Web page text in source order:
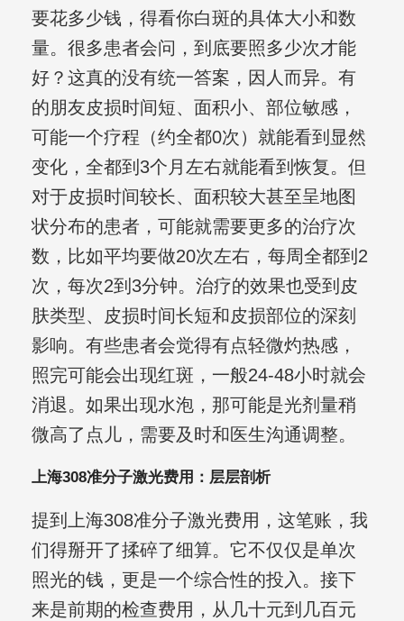
要花多少钱，得看你白斑的具体大小和数
量。很多患者会问，到底要照多少次才能
好？这真的没有统一答案，因人而异。有
的朋友皮损时间短、面积小、部位敏感，
可能一个疗程（约全都0次）就能看到显然
变化，全都到3个月左右就能看到恢复。但
对于皮损时间较长、面积较大甚至呈地图
状分布的患者，可能就需要更多的治疗次
数，比如平均要做20次左右，每周全都到2
次，每次2到3分钟。治疗的效果也受到皮
肤类型、皮损时间长短和皮损部位的深刻
影响。有些患者会觉得有点轻微灼热感，
照完可能会出现红斑，一般24-48小时就会
消退。如果出现水泡，那可能是光剂量稍
微高了点儿，需要及时和医生沟通调整。
上海308准分子激光费用：层层剖析
提到上海308准分子激光费用，这笔账，我
们得掰开了揉碎了细算。它不仅仅是单次
照光的钱，更是一个综合性的投入。接下
来是前期的检查费用，从几十元到几百元